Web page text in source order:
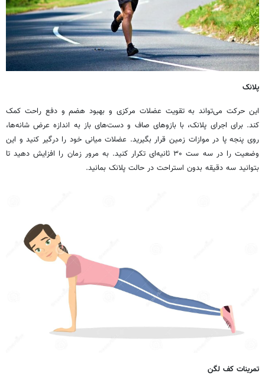
پلانک
این حرکت می‌تواند به تقویت عضلات مرکزی و بهبود هضم و دفع راحت کمک
کند. برای اجرای پلانک، با بازوهای صاف و دست‌های باز به اندازه عرض شانه‌ها،
روی پنجه پا در موازات زمین قرار بگیرید. عضلات میانی خود را درگیر کنید و این
وضعیت را در سه ست ۳۰ ثانیه‌ای تکرار کنید. به مرور زمان را افزایش دهید تا
بتوانید سه دقیقه بدون استراحت در حالت پلانک بمانید.
تمرینات کف لگن